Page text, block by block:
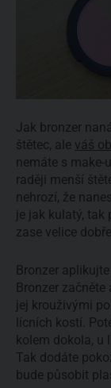
Jak bronzer
štětec, ale váš
nemáte s make-
raději menší
nehrozí, že
je jak kulatý, tak
zase velice
Bronzer
Bronzer
jej krouživými
lícních kostí.
kolem dokola, u
Tak dodáte
bude působit